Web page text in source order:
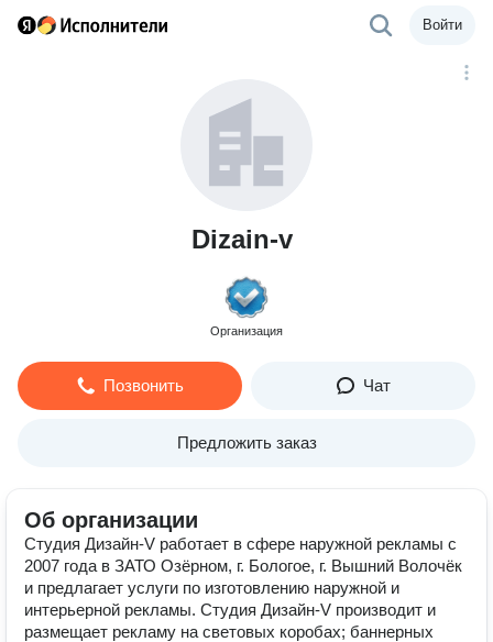
Войти
Dizain-v
Организация
Позвонить Чат
Предложить заказ
Об организации
Студия Дизайн-V работает в сфере наружной рекламы с
2007 года в ЗАТО Озёрном, г. Бологое, г. Вышний Волочёк
и предлагает услуги по изготовлению наружной и
интерьерной рекламы. Студия Дизайн-V производит и
размещает рекламу на световых коробах; баннерных